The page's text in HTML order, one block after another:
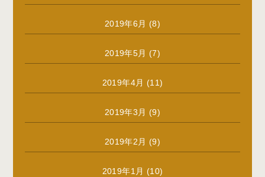
2019年6月 (8)
2019年5月 (7)
2019年4月 (11)
2019年3月 (9)
2019年2月 (9)
2019年1月 (10)